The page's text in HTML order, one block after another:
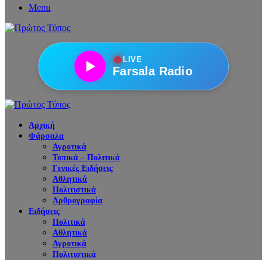
Menu
●LIVE
Farsala Radio
Αρχική
Φάρσαλα
Αγροτικά
Τοπικά – Πολιτικά
Γενικές Ειδήσεις
Αθλητικά
Πολιτιστικά
Αρθρογραφία
Ειδήσεις
Πολιτικά
Αθλητικά
Αγροτικά
Πολιτιστικά